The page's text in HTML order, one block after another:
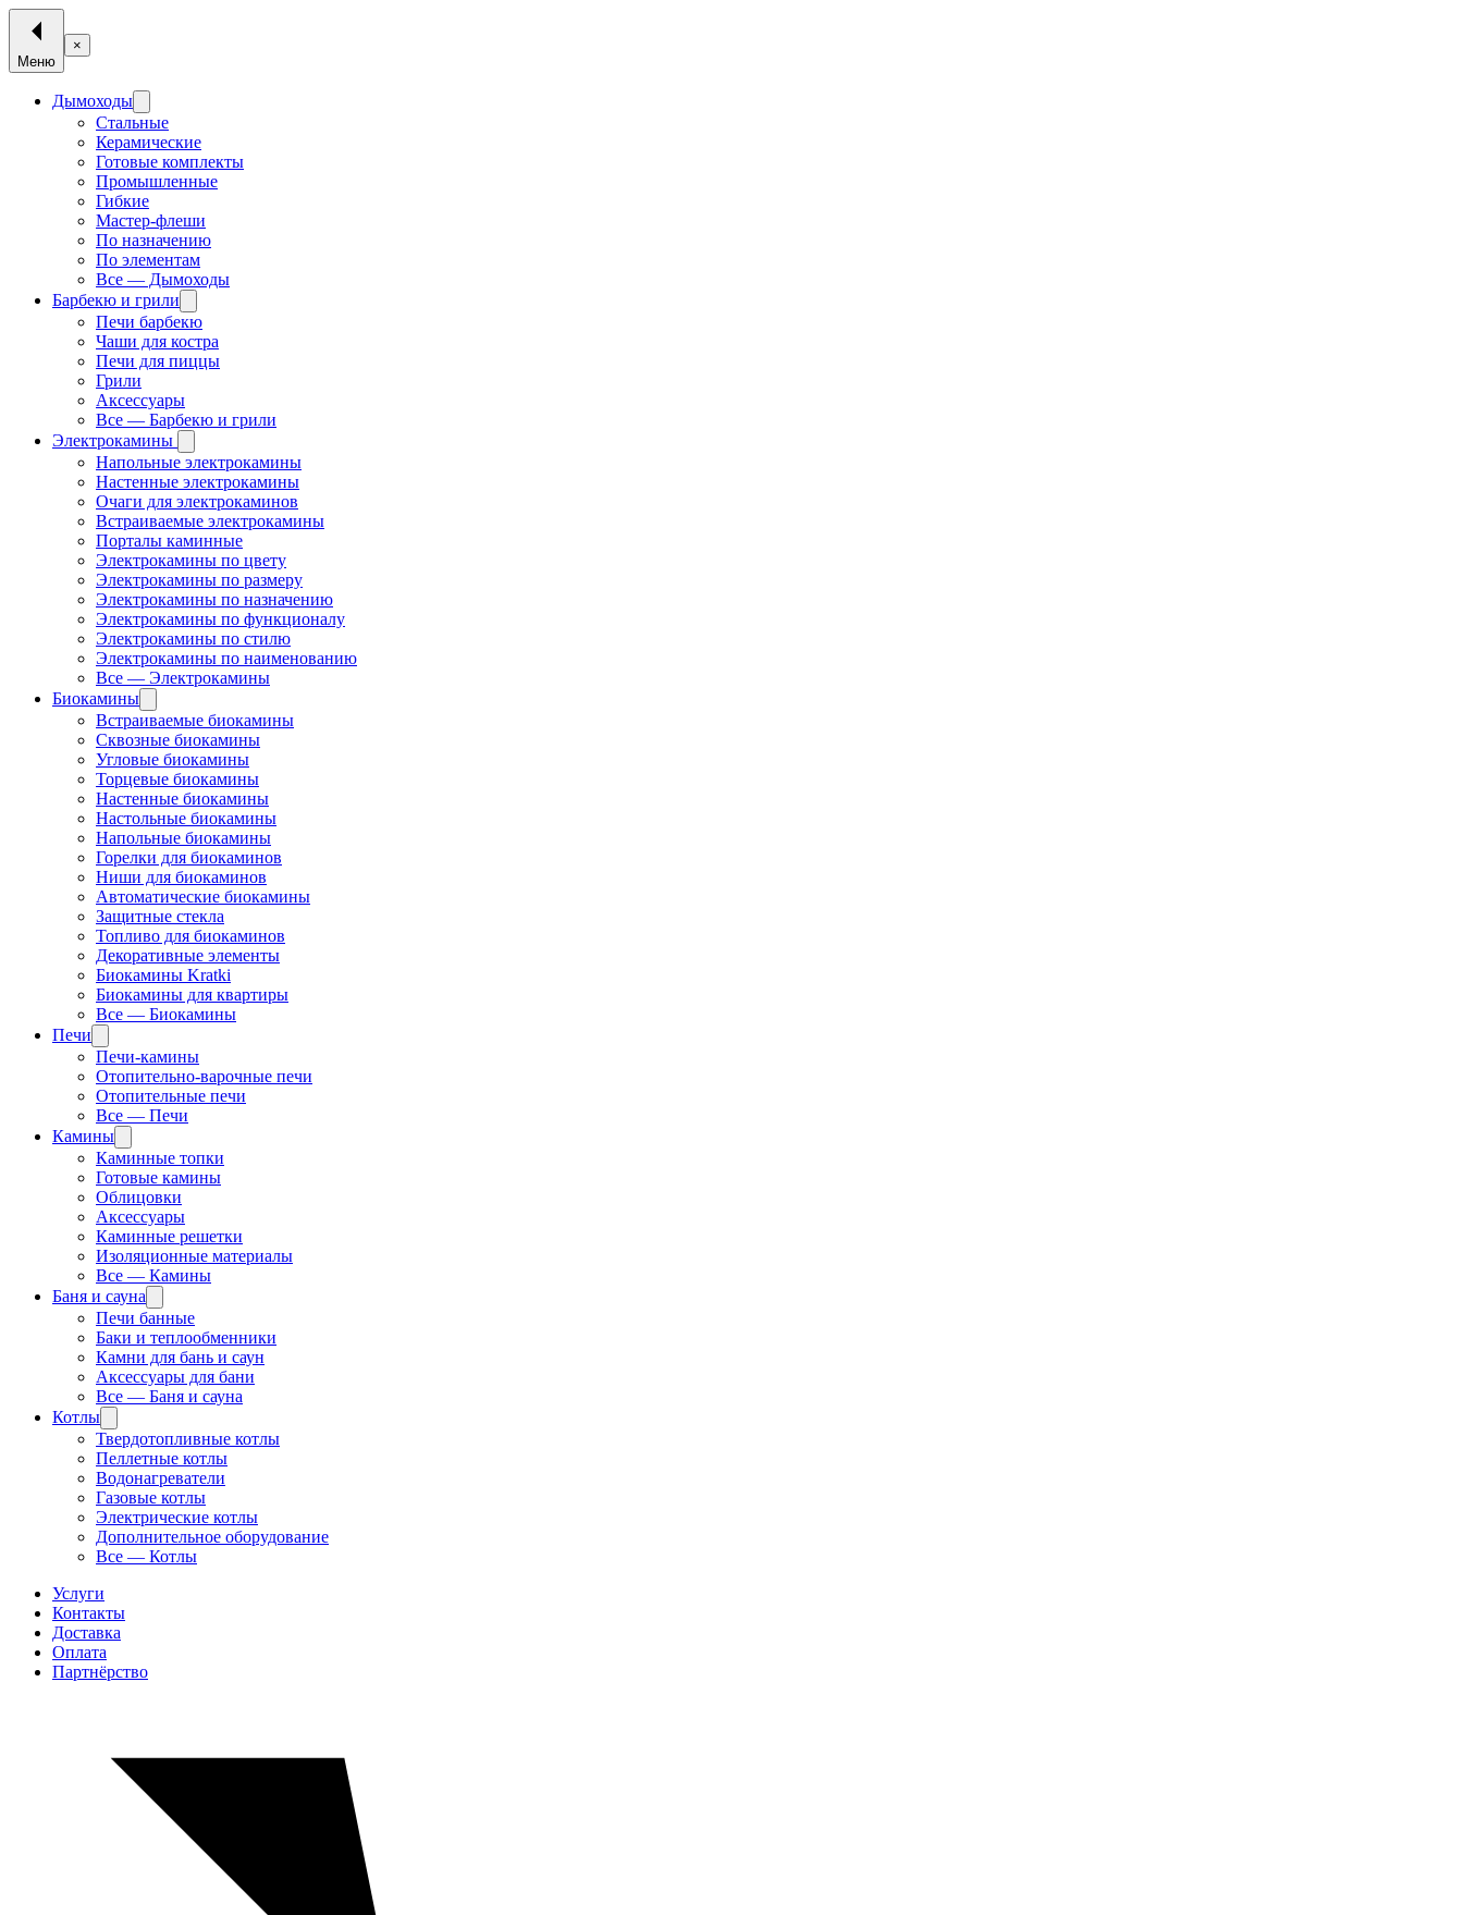
Меню
×
Дымоходы
Стальные
Керамические
Готовые комплекты
Промышленные
Гибкие
Мастер-флеши
По назначению
По элементам
Все — Дымоходы
Барбекю и грили
Печи барбекю
Чаши для костра
Печи для пиццы
Грили
Аксессуары
Все — Барбекю и грили
Электрокамины
Напольные электрокамины
Настенные электрокамины
Очаги для электрокаминов
Встраиваемые электрокамины
Порталы каминные
Электрокамины по цвету
Электрокамины по размеру
Электрокамины по назначению
Электрокамины по функционалу
Электрокамины по стилю
Электрокамины по наименованию
Все — Электрокамины
Биокамины
Встраиваемые биокамины
Сквозные биокамины
Угловые биокамины
Торцевые биокамины
Настенные биокамины
Настольные биокамины
Напольные биокамины
Горелки для биокаминов
Ниши для биокаминов
Автоматические биокамины
Защитные стекла
Топливо для биокаминов
Декоративные элементы
Биокамины Kratki
Биокамины для квартиры
Все — Биокамины
Печи
Печи-камины
Отопительно-варочные печи
Отопительные печи
Все — Печи
Камины
Каминные топки
Готовые камины
Облицовки
Аксессуары
Каминные решетки
Изоляционные материалы
Все — Камины
Баня и сауна
Печи банные
Баки и теплообменники
Камни для бань и саун
Аксессуары для бани
Все — Баня и сауна
Котлы
Твердотопливные котлы
Пеллетные котлы
Водонагреватели
Газовые котлы
Электрические котлы
Дополнительное оборудование
Все — Котлы
Услуги
Контакты
Доставка
Оплата
Партнёрство